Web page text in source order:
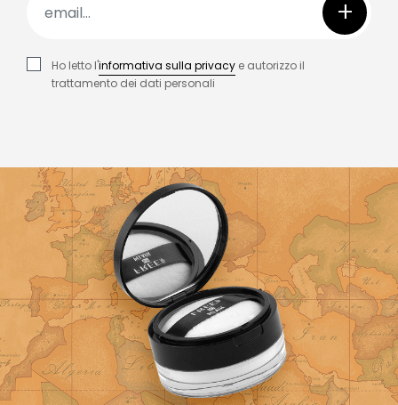
+
Ho letto l'informativa sulla privacy e autorizzo il
trattamento dei dati personali